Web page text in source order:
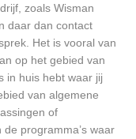
zoals Wisman
daar dan contact
Het is vooral van
op het gebied van
in huis hebt waar jij
van algemene
of
programma’s waar